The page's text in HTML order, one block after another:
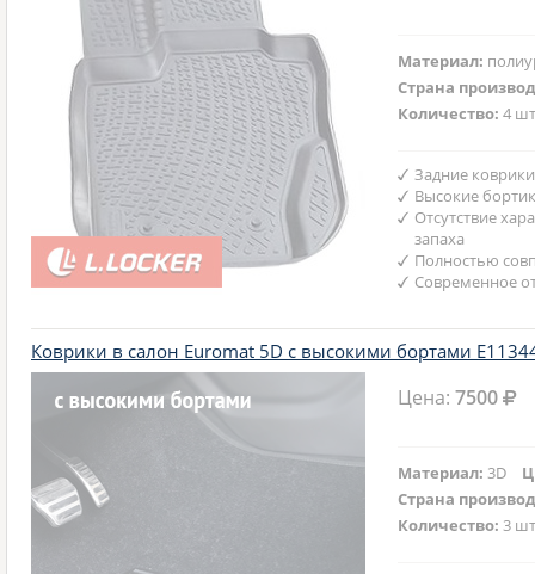
Материал:
Страна
Количество:4
Задние
Высокие
Отсутствие
запаха
Полностью
Современное
Коврики в салон Euromat 5D с высокими бортами
Цена:7500
Материал:3D
Страна
Количество:3